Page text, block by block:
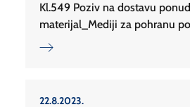
Kl.549 Poziv na dostavu
materijal_Mediji za pohranu
22.8.2023.